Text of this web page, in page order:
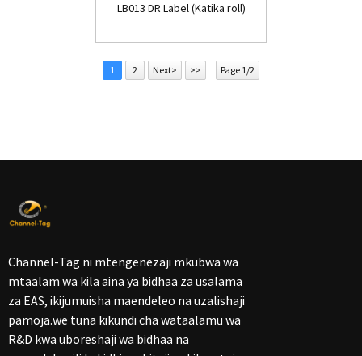
LB013 DR Label (Katika roll)
1 2 Next> >> Page 1/2
Channel-Tag ni mtengenezaji mkubwa wa
mtaalam wa kila aina ya bidhaa za usalama
za EAS, ikijumuisha maendeleo na uzalishaji
pamoja.we tuna kikundi cha wataalamu wa
R&D kwa uboreshaji wa bidhaa na